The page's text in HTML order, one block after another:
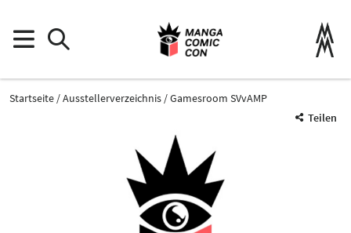
Startseite Ausstellerverzeichnis
Gamesroom SVvAMP
Teilen